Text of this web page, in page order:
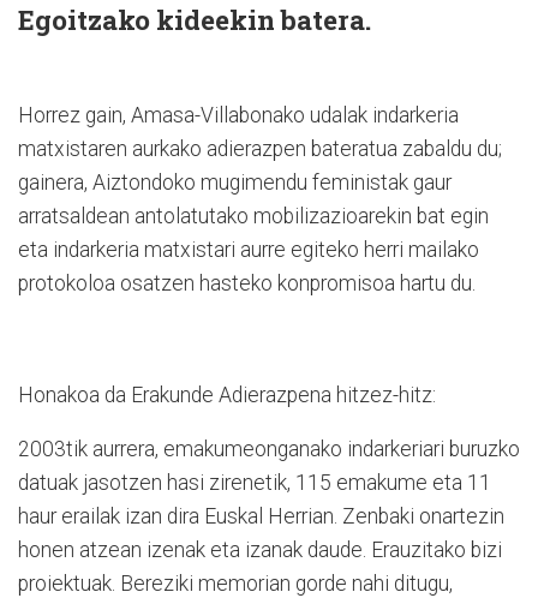
Egoitzako kideekin batera.
Horrez gain, Amasa-Villabonako udalak indarkeria
matxistaren aurkako adierazpen bateratua zabaldu du;
gainera, Aiztondoko mugimendu feministak gaur
arratsaldean antolatutako mobilizazioarekin bat egin
eta indarkeria matxistari aurre egiteko herri mailako
protokoloa osatzen hasteko konpromisoa hartu du.
Honakoa da Erakunde Adierazpena hitzez-hitz:
2003tik aurrera, emakumeonganako indarkeriari buruzko
datuak jasotzen hasi zirenetik, 115 emakume eta 11
haur erailak izan dira Euskal Herrian. Zenbaki onartezin
honen atzean izenak eta izanak daude. Erauzitako bizi
proiektuak. Bereziki memorian gorde nahi ditugu,